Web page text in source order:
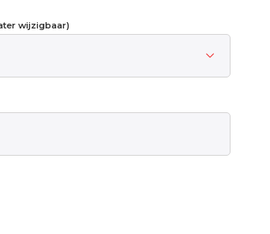
wijzigbaar)